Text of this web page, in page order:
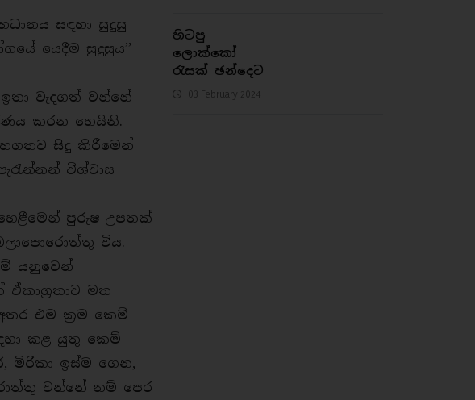
සඳහා සුදුසු
යෙදීම සුදුසුය’’
වැදගත් වන්නේ
කරන හෙයිනි.
සිදු කිරීමෙන්
විශ්වාස
පුරුෂ උපතක්
විය.
යනුවෙන්
මත
එම ක්‍රම කෙම්
කළ යුතු කෙම්
මිරිකා ඉස්ම ගෙන,
වන්නේ නම් පෙර
හිටපු
ලොක්කෝ
රැසක් ඡන්දෙට
03 February 2024